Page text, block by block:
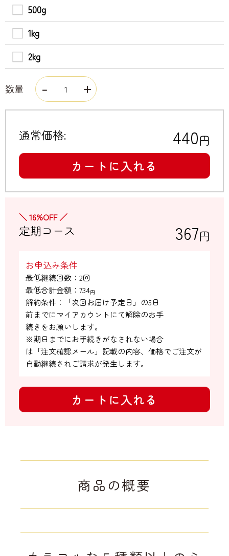
500g
1kg
2kg
数量
通常価格: 440円
カートに入れる
＼ 16%OFF ／
定期コース 367円
お申込み条件
最低継続回数：2回
最低合計金額： 734円
解約条件：「次回お届け予定日」の5日
前までにマイアカウントにて解除のお手
続きをお願いします。
※期日までにお手続きがなされない場合
は「注文確認メール」記載の内容、価格でご注文が
自動継続されご請求が発生します。
カートに入れる
商品の概要